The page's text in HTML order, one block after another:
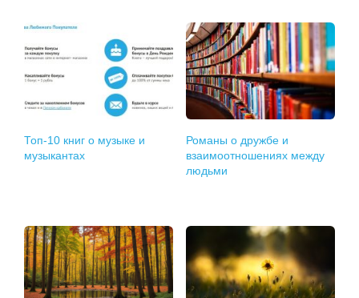
Топ-10 книг о музыке и
музыкантах
Романы о дружбе и
взаимоотношениях между
людьми